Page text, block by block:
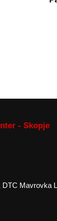
- Skopje
Mavrovka